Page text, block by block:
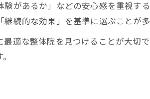
があるか」などの安心感を重視する
続的な効果」を基準に選ぶことが多
適な整体院を見つけることが大切で